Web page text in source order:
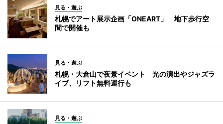
見る・遊ぶ
札幌でアート展示企画「ONEART」 地下歩行空
間で開催も
見る・遊ぶ
札幌・大倉山で夜景イベント 光の演出やジャズラ
イブ、リフト無料運行も
見る・遊ぶ